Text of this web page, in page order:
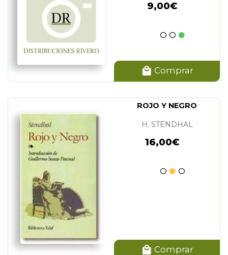
9,00€
Comprar
ROJO Y NEGRO
H. STENDHAL
16,00€
Comprar